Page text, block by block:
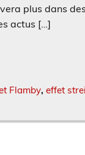
plus dans
actus […]
Flamby, effet